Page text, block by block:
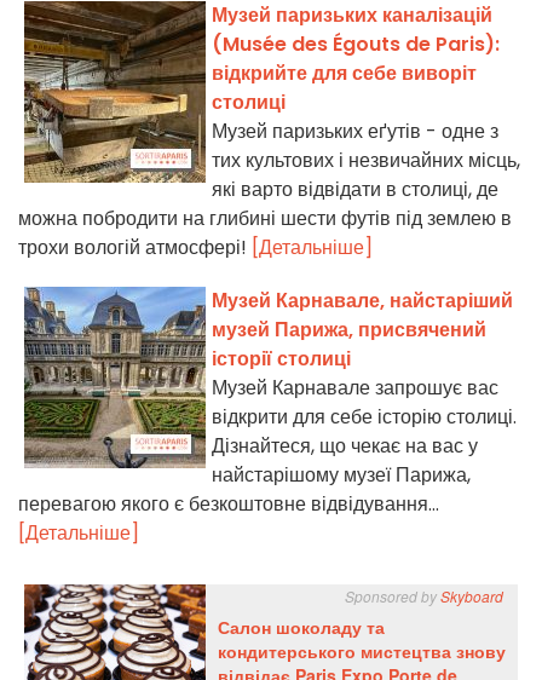
Музей паризьких каналізацій
(Musée des Égouts de Paris):
відкрийте для себе виворіт
столиці
Музей паризьких еґутів - одне з
тих культових і незвичайних місць,
які варто відвідати в столиці, де
можна побродити на глибині шести футів під землею в
трохи вологій атмосфері! [Детальніше]
Музей Карнавале, найстаріший
музей Парижа, присвячений
історії столиці
Музей Карнавале запрошує вас
відкрити для себе історію столиці.
Дізнайтеся, що чекає на вас у
найстарішому музеї Парижа,
перевагою якого є безкоштовне відвідування...
[Детальніше]